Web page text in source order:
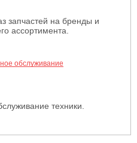
запчастей на бренды и
ассортимента.
техники.